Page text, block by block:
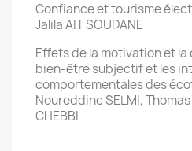
Confiance et tourisme
Jalila AIT SOUDANE
Effets de la motivation et la
bien-être subjectif et les
comportementales des
Noureddine SELMI,
CHEBBI